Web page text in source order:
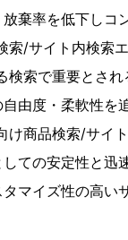
棄率を低下しコ
索/サイト内検索エ
検索で重要とさ
由度・柔軟性を
け商品検索/サイ
ての安定性と迅
マイズ性の高い